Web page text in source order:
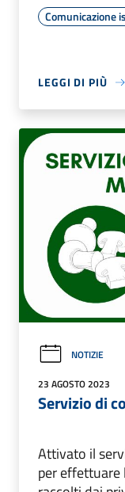
Comunicazione
LEGGI DI PIÙ
NOTIZIE
23 AGOSTO 2023
Servizio di
Attivato il
per effettuare